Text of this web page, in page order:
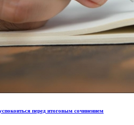
перед итоговым сочинением